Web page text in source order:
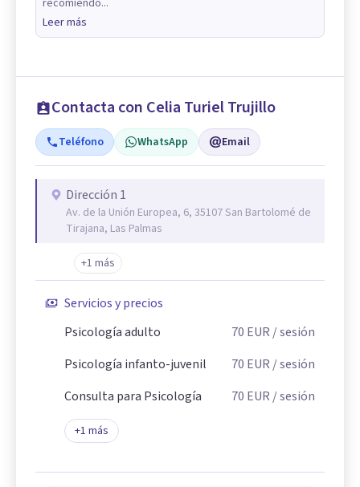
recomiendo...
Leer más
Contacta con Celia Turiel Trujillo
Teléfono WhatsApp Email
Dirección 1
Av. de la Unión Europea, 6, 35107 San Bartolomé de
Tirajana, Las Palmas
+1 más
Servicios y precios
Psicología adulto
70 EUR / sesión
Psicología infanto-juvenil
70 EUR / sesión
Consulta para Psicología
70 EUR / sesión
+1 más